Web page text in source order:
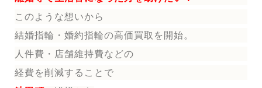
このような想いから
結婚指輪・婚約指輪の高価買取を開始。
人件費・店舗維持費などの
経費を削減することで